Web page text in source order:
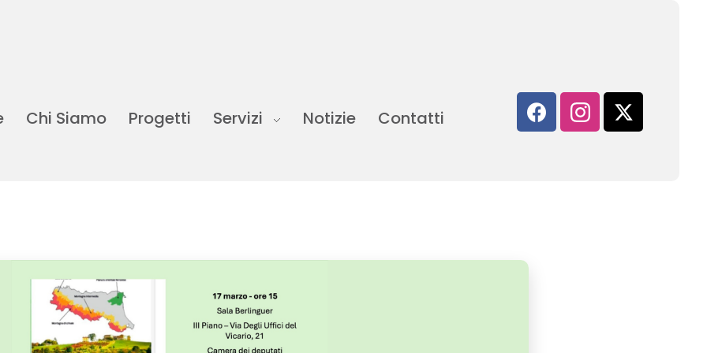
Chi Siamo Progetti Servizi Notizie Contatti